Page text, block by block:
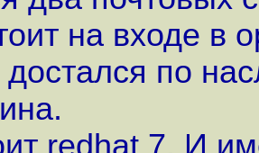
на входе в
достался по